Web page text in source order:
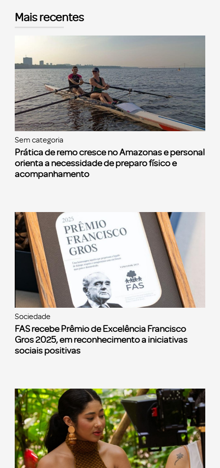
Mais recentes
Sem categoria
Prática de remo cresce no Amazonas e personal
orienta a necessidade de preparo físico e
acompanhamento
Sociedade
FAS recebe Prêmio de Excelência Francisco
Gros 2025, em reconhecimento a iniciativas
sociais positivas